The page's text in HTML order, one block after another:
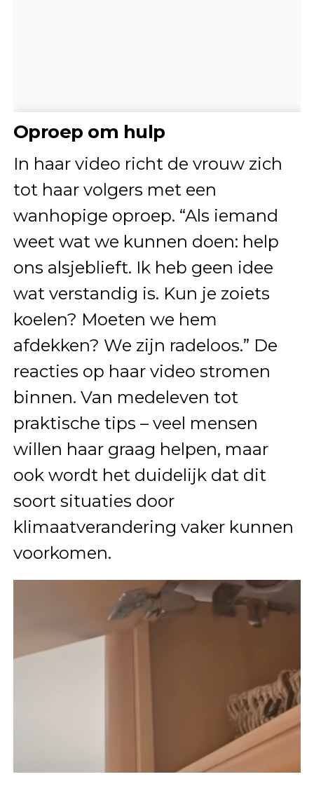
Oproep om hulp
In haar video richt de vrouw zich
tot haar volgers met een
wanhopige oproep. “Als iemand
weet wat we kunnen doen: help
ons alsjeblieft. Ik heb geen idee
wat verstandig is. Kun je zoiets
koelen? Moeten we hem
afdekken? We zijn radeloos.” De
reacties op haar video stromen
binnen. Van medeleven tot
praktische tips – veel mensen
willen haar graag helpen, maar
ook wordt het duidelijk dat dit
soort situaties door
klimaatverandering vaker kunnen
voorkomen.